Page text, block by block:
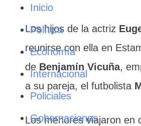
Inicio
Política
Economía
Internacional
Policiales
Gobernaciones
Los hijos de la actriz
reunirse con ella en
de Benjamín Vicuña,
a su pareja, el futbolista
Los menores viajaron en